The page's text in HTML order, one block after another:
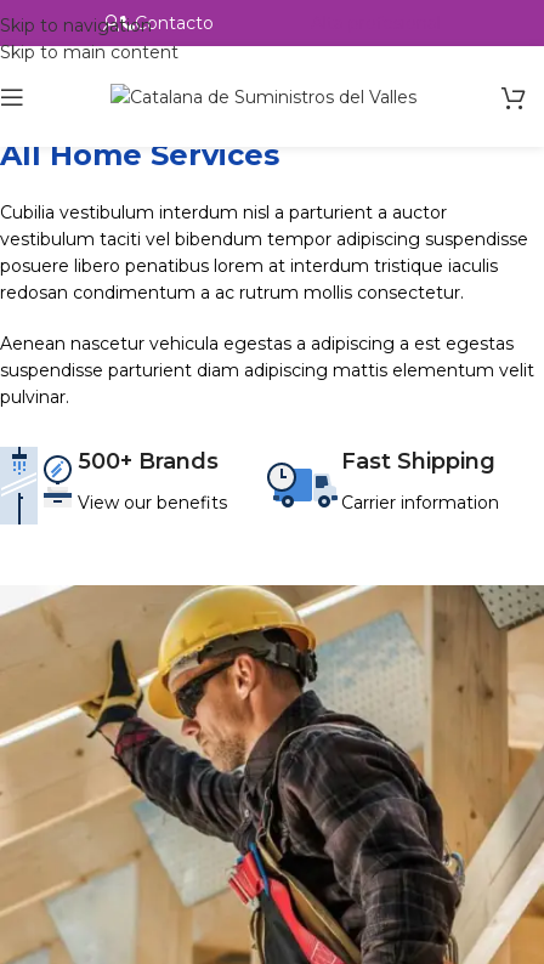
Skip to navigation
Skip to main content
Contacto
All Home Services
Cubilia vestibulum interdum nisl a parturient a auctor
vestibulum taciti vel bibendum tempor adipiscing suspendisse
posuere libero penatibus lorem at interdum tristique iaculis
redosan condimentum a ac rutrum mollis consectetur.
Aenean nascetur vehicula egestas a adipiscing a est egestas
suspendisse parturient diam adipiscing mattis elementum velit
pulvinar.
500+ Brands
View our benefits
Fast Shipping
Carrier information